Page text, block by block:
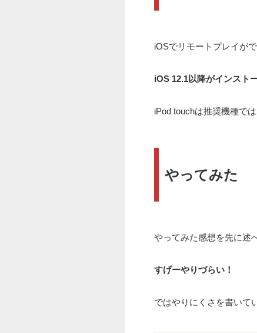
iOSでリモートプレイが
iOS 12.1以降がインスト
iPod touchは推奨機種で
やってみた
やってみた感想を先に述
すげーやりづらい！
ではやりにくさを書いて